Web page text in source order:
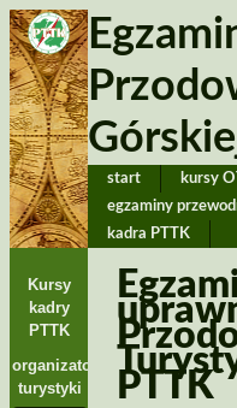
start kursy
egzaminy
kadra PTTK
Kursy
kadry
PTTK
organizatorzy
turystyki
PTTK